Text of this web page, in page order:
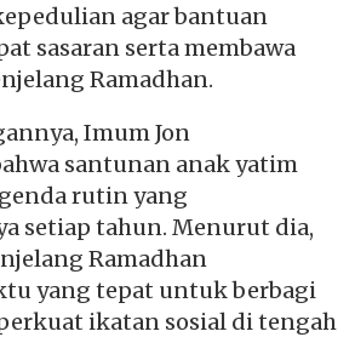
agar bantuan
sasaran serta membawa
Ramadhan.
Imum Jon
santunan anak yatim
rutin yang
setiap tahun. Menurut dia,
Ramadhan
yang tepat untuk berbagi
ikatan sosial di tengah